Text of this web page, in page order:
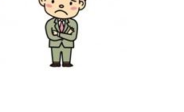
度がどうも納得出来
。
ざわざ自宅に出向い
態を確認し「成年後